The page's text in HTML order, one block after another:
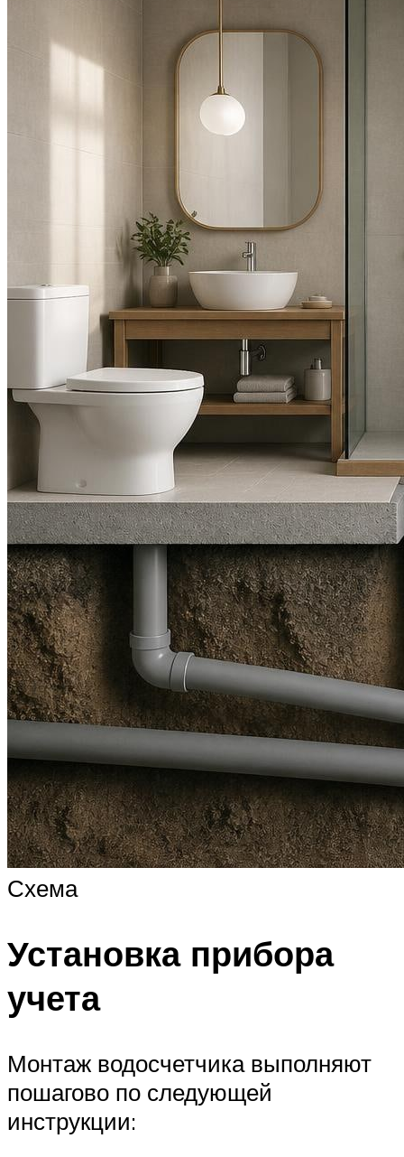
Схема
Установка прибора
учета
Монтаж водосчетчика выполняют
пошагово по следующей
инструкции: